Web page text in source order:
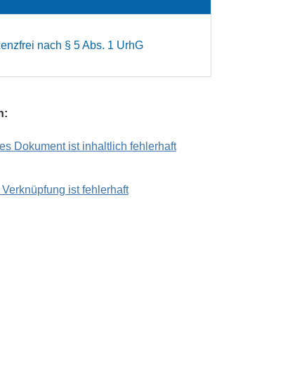
nach § 5 Abs. 1 UrhG
➔Dieses Dokument ist inhaltlich fehlerhaft
➔Eine Verknüpfung ist fehlerhaft